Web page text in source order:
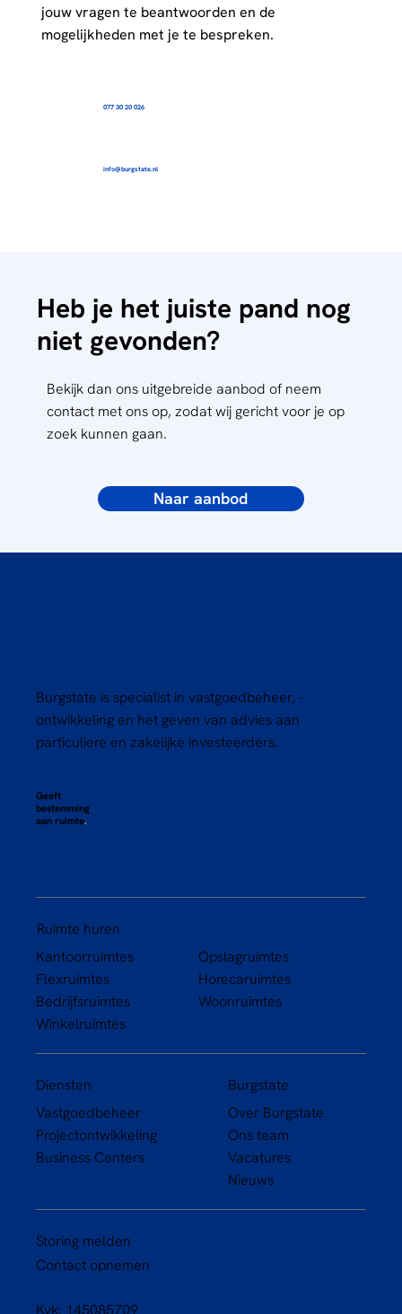
jouw vragen te beantwoorden en de
mogelijkheden met je te bespreken.
077 30 20 026
info@burgstate.nl
Heb je het juiste pand nog
niet gevonden?
Bekijk dan ons uitgebreide aanbod of neem
contact met ons op, zodat wij gericht voor je op
zoek kunnen gaan.
Naar aanbod
Burgstate is specialist in vastgoedbeheer, -
ontwikkeling en het geven van advies aan
particuliere en zakelijke investeerders.
Geeft
bestemming
aan ruimte.
Ruimte huren
Kantoorruimtes
Flexruimtes
Bedrijfsruimtes
Winkelruimtes
Opslagruimtes
Horecaruimtes
Woonruimtes
Diensten
Vastgoedbeheer
Projectontwikkeling
Business Centers
Burgstate
Over Burgstate
Ons team
Vacatures
Nieuws
Storing melden
Contact opnemen
Kvk: 145085709